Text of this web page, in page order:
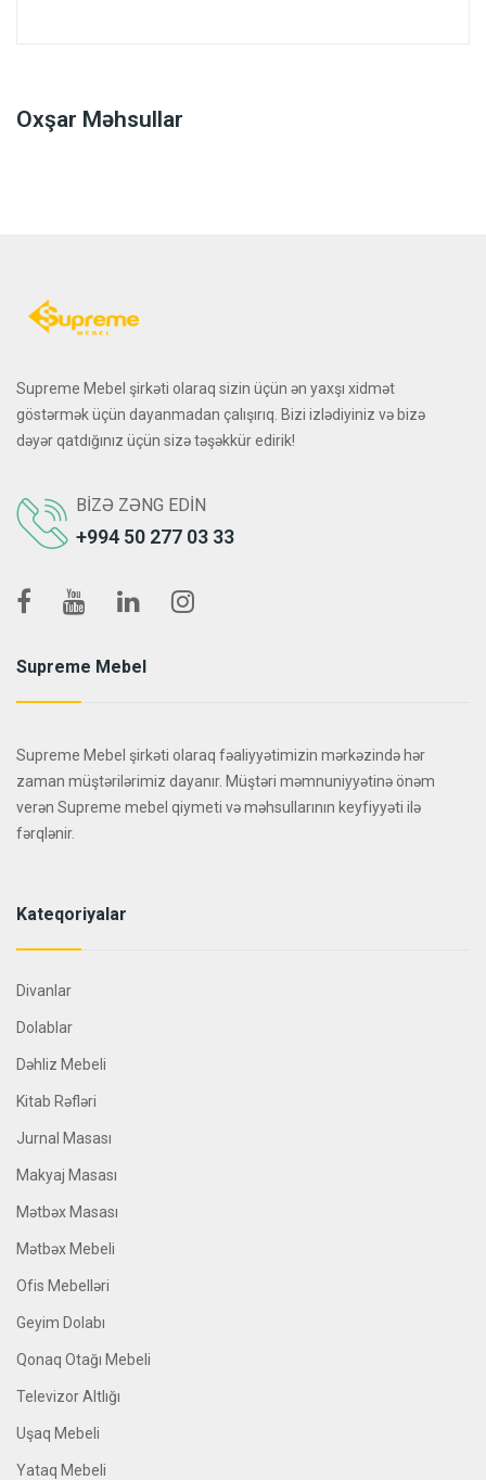
Oxşar Məhsullar
Supreme Mebel şirkəti olaraq sizin üçün ən yaxşı xidmət
göstərmək üçün dayanmadan çalışırıq. Bizi izlədiyiniz və bizə
dəyər qatdığınız üçün sizə təşəkkür edirik!
BIZƏ ZƏNG EDIN
+994 50 277 03 33
Supreme Mebel
Supreme Mebel şirkəti olaraq fəaliyyətimizin mərkəzində hər
zaman müştərilərimiz dayanır. Müştəri məmnuniyyətinə önəm
verən Supreme mebel qiymeti və məhsullarının keyfiyyəti ilə
fərqlənir.
Kateqoriyalar
Divanlar
Dolablar
Dəhliz Mebeli
Kitab Rəfləri
Jurnal Masası
Makyaj Masası
Mətbəx Masası
Mətbəx Mebeli
Ofis Mebelləri
Geyim Dolabı
Qonaq Otağı Mebeli
Televizor Altlığı
Uşaq Mebeli
Yataq Mebeli